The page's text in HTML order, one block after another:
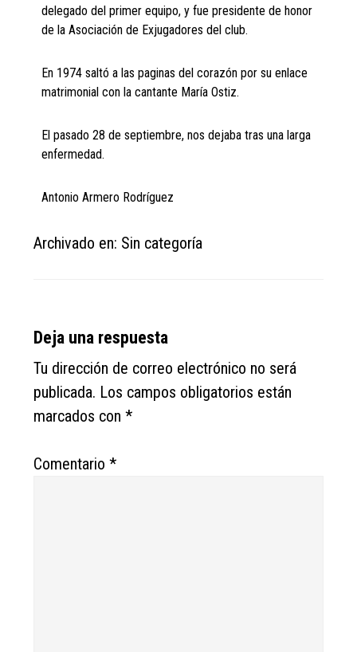
delegado del primer equipo, y fue presidente de honor
de la Asociación de Exjugadores del club.
En 1974 saltó a las paginas del corazón por su enlace
matrimonial con la cantante María Ostiz.
El pasado 28 de septiembre, nos dejaba tras una larga
enfermedad.
Antonio Armero Rodríguez
Archivado en: Sin categoría
Reader
Interactions
Deja una respuesta
Tu dirección de correo electrónico no será
publicada. Los campos obligatorios están
marcados con*
Comentario*